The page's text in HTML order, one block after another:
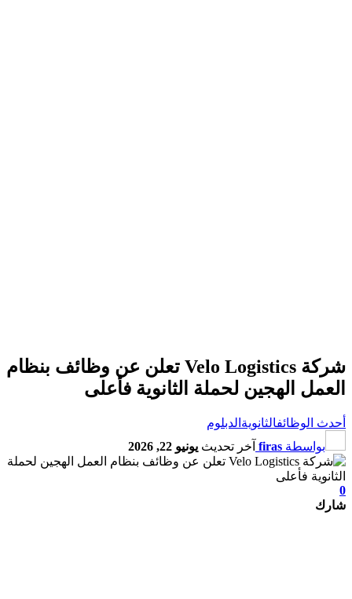
شركة Velo Logistics تعلن عن وظائف بنظام
العمل الهجين لحملة الثانوية فأعلى
أحدث الوظائفالثانوية الدبلوم
بواسطة firas آخر تحديث يونيو 22, 2026
0
شارك